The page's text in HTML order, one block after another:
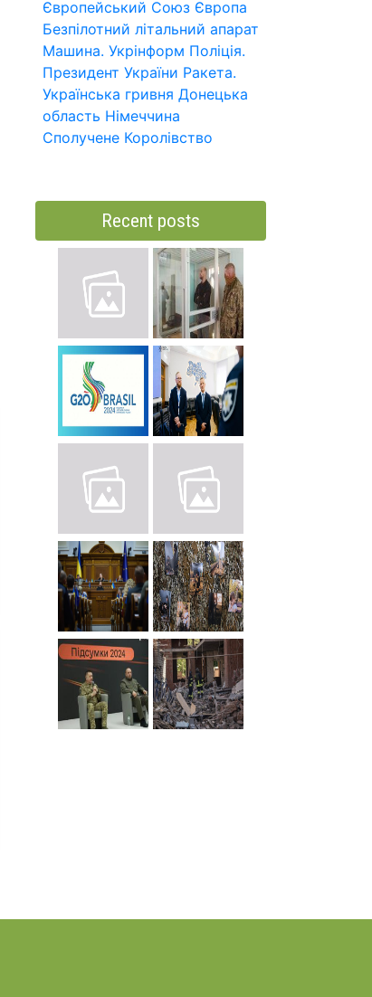
Європейський Союз Європа
Безпілотний літальний апарат
Машина. Укрінформ Поліція.
Президент України Ракета.
Українська гривня Донецька
область Німеччина
Сполучене Королівство
Recent posts